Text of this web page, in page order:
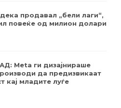
продавал „бели лаги“,
повеќе од милион долари
Meta ги дизајнираше
да предизвикаат
кај младите луѓе